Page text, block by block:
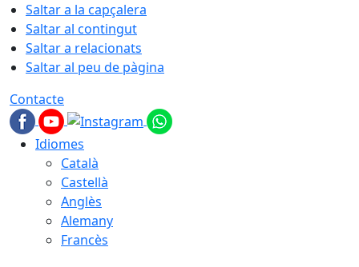
Saltar a la capçalera
Saltar al contingut
Saltar a relacionats
Saltar al peu de pàgina
Contacte
Idiomes
Català
Castellà
Anglès
Alemany
Francès